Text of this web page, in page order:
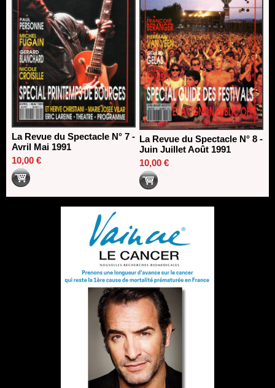
La Revue du Spectacle N° 7 -
Avril Mai 1991
10,00 €
La Revue du Spectacle N° 8 -
Juin Juillet Août 1991
10,00 €